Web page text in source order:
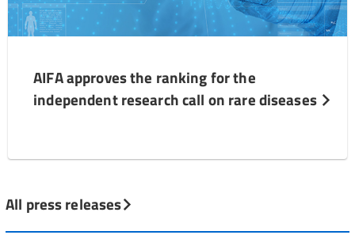
AIFA approves the ranking for the
independent research call on rare diseases
All press releases